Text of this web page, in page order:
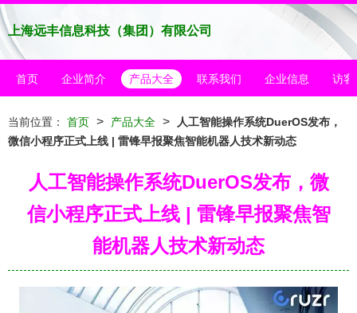
上海远丰信息科技（集团）有限公司
首页 企业简介 产品大全 联系我们 企业信息 访客
当前位置： 首页 > 产品大全 >
人工智能操作系统DuerOS发布，
微信小程序正式上线 | 雷锋早报聚焦智能机器人技术新动态
人工智能操作系统DuerOS发布，微
信小程序正式上线 | 雷锋早报聚焦智
能机器人技术新动态